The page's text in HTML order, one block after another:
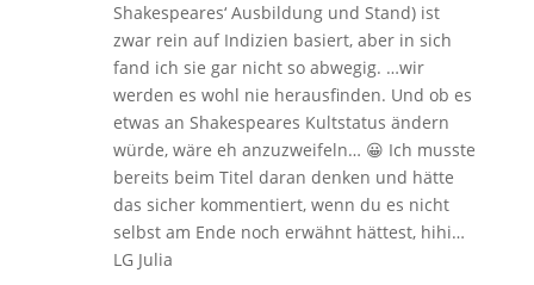
Shakespeares‘ Ausbildung und Stand) ist
zwar rein auf Indizien basiert, aber in sich
fand ich sie gar nicht so abwegig. …wir
werden es wohl nie herausfinden. Und ob es
etwas an Shakespeares Kultstatus ändern
würde, wäre eh anzuzweifeln… 😀 Ich musste
bereits beim Titel daran denken und hätte
das sicher kommentiert, wenn du es nicht
selbst am Ende noch erwähnt hättest, hihi…
LG Julia